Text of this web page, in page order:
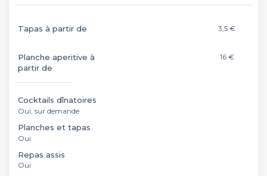
Tapas à partir de 3,5 €
Planche aperitive à
partir de
16 €
Cocktails dînatoires
Oui, sur demande
Planches et tapas
Oui
Repas assis
Oui